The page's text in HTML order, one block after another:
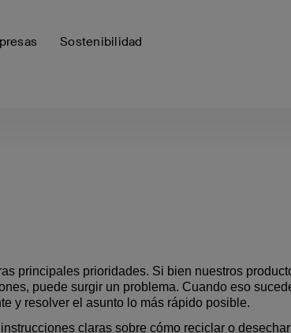
Sostenibilidad
principales prioridades. Si bien nuestros
puede surgir un problema. Cuando eso
y resolver el asunto lo más rápido posible.
claras sobre cómo reciclar o desechar